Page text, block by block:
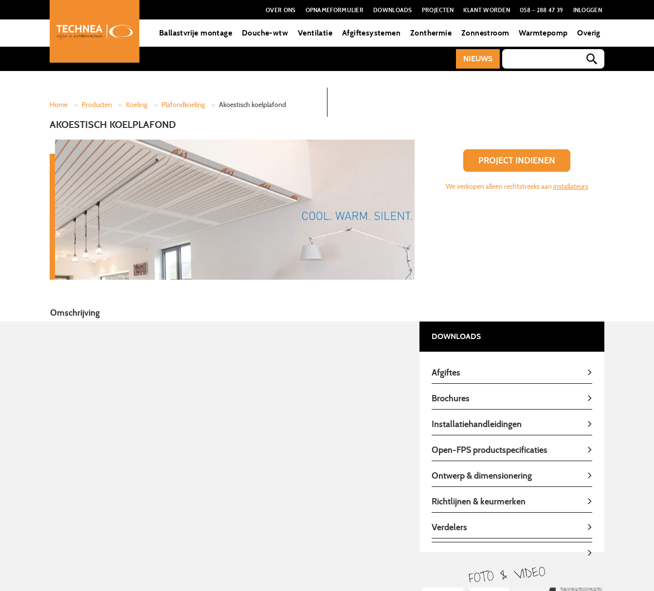
OVER ONS OPNAMEFORMULIER DOWNLOADS PROJECTEN KLANT WORDEN 058 – 288 47 39 INLOGGEN
Ballastvrije montage Douche-wtw Ventilatie Afgiftesystemen Zonthermie Zonnestroom Warmtepomp Overig
NIEUWS
Home » Producten » Koeling » Plafondkoeling » Akoestisch koelplafond
AKOESTISCH KOELPLAFOND
PROJECT INDIENEN
We verkopen alleen rechtstreeks aan installateurs
Omschrijving
DOWNLOADS
Afgiftes
Brochures
Installatiehandleidingen
Open-FPS productspecificaties
Ontwerp & dimensionering
Richtlijnen & keurmerken
Verdelers
FOTO & VIDEO